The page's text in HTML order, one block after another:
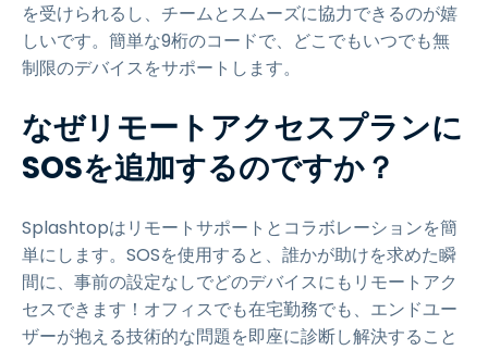
を受けられるし、チームとスムーズに協力できるのが嬉
しいです。簡単な9桁のコードで、どこでもいつでも無
制限のデバイスをサポートします。
なぜリモートアクセスプランに
SOSを追加するのですか？
Splashtopはリモートサポートとコラボレーションを簡
単にします。SOSを使用すると、誰かが助けを求めた瞬
間に、事前の設定なしでどのデバイスにもリモートアク
セスできます！オフィスでも在宅勤務でも、エンドユー
ザーが抱える技術的な問題を即座に診断し解決すること